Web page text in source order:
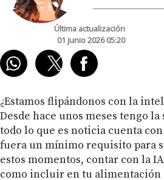
Última actualización
01 junio 2026 05:20
¿Estamos flipándonos con la
Desde hace unos meses tengo
todo lo que es noticia cuenta
fuera un mínimo requisito para
estos momentos, contar con la
como incluir en tu alimentación